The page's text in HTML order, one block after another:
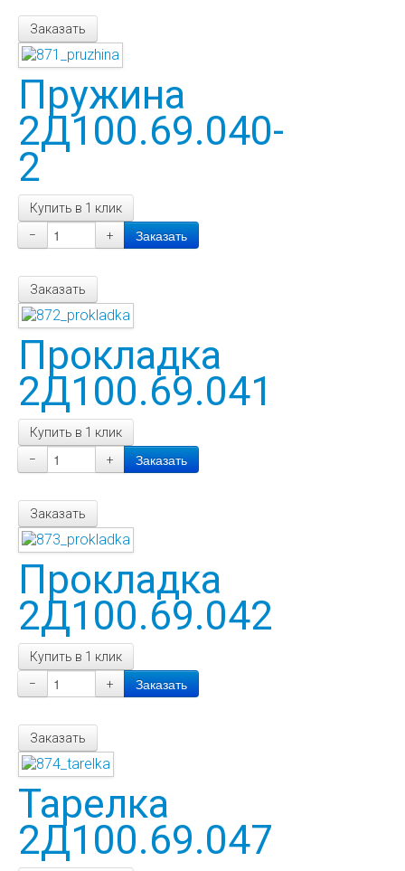
Заказать
Пружина
2Д100.69.040-
2
Купить в 1 клик
−
+
Заказать
Прокладка
2Д100.69.041
Купить в 1 клик
−
+
Заказать
Прокладка
2Д100.69.042
Купить в 1 клик
−
+
Заказать
Тарелка
2Д100.69.047